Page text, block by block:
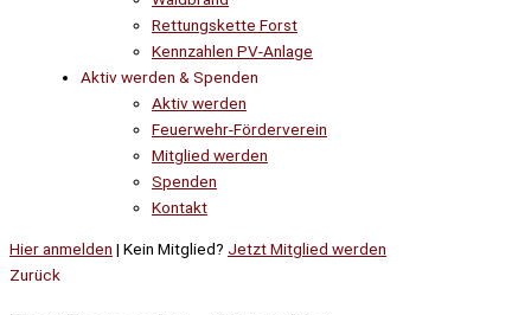
Rettungskette Forst
Kennzahlen PV-Anlage
Aktiv werden & Spenden
Aktiv werden
Feuerwehr-Förderverein
Mitglied werden
Spenden
Kontakt
Hier anmelden | Kein Mitglied? Jetzt Mitglied werden
Zurück